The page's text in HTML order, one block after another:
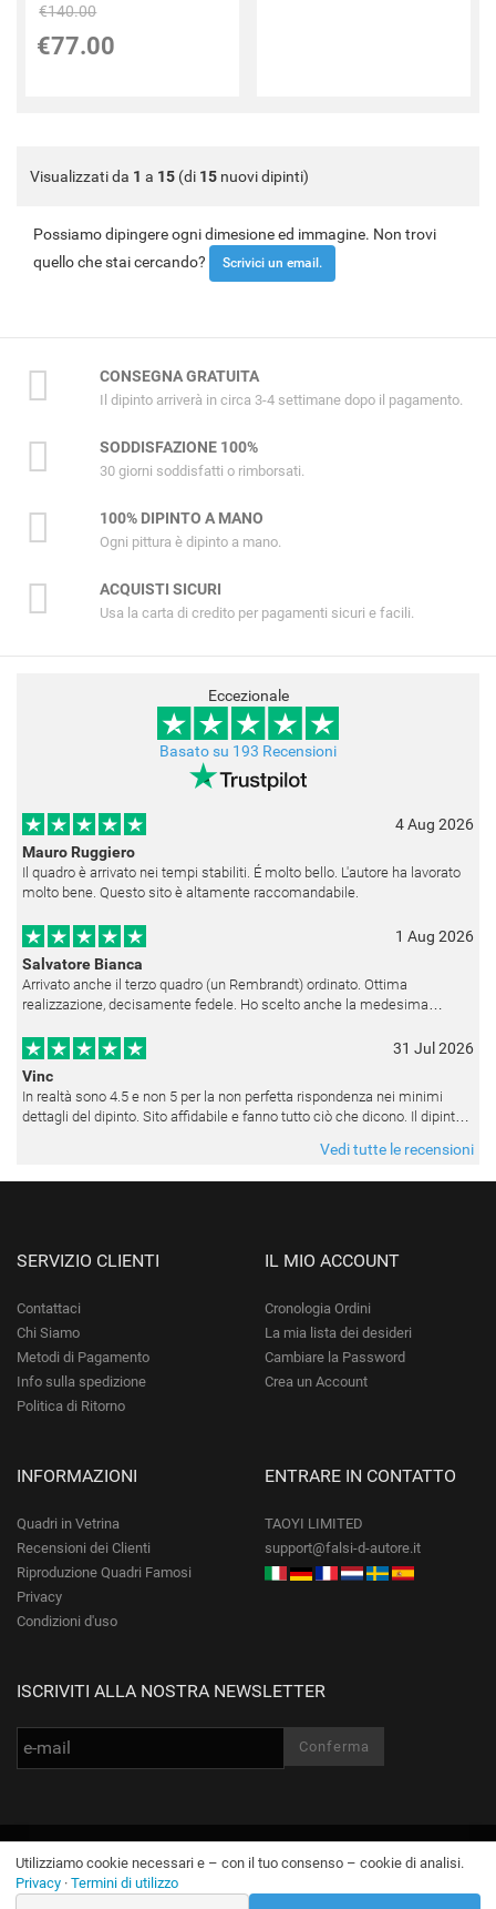
€140.00
€77.00
Visualizzati da 1 a 15 (di 15 nuovi dipinti)
Possiamo dipingere ogni dimesione ed immagine. Non trovi
quello che stai cercando?
Scrivici un email.
CONSEGNA GRATUITA
Il dipinto arriverà in circa 3-4 settimane dopo il pagamento.
SODDISFAZIONE 100%
30 giorni soddisfatti o rimborsati.
100% DIPINTO A MANO
Ogni pittura è dipinto a mano.
ACQUISTI SICURI
Usa la carta di credito per pagamenti sicuri e facili.
Eccezionale
Basato su 193 Recensioni
4 Aug 2026
Mauro Ruggiero
Il quadro è arrivato nei tempi stabiliti. É molto bello. L'autore ha lavorato
molto bene. Questo sito è altamente raccomandabile.
1 Aug 2026
Salvatore Bianca
Arrivato anche il terzo quadro (un Rembrandt) ordinato. Ottima
realizzazione, decisamente fedele. Ho scelto anche la medesima
appesi
31 Jul 2026
Vinc
In realtà sono 4.5 e non 5 per la non perfetta rispondenza nei minimi
dettagli del dipinto. Sito affidabile e fanno tutto ciò che dicono. Il dipinto,
Vedi tutte le recensioni
SERVIZIO CLIENTI
Contattaci
Chi Siamo
Metodi di Pagamento
Info sulla spedizione
Politica di Ritorno
IL MIO ACCOUNT
Cronologia Ordini
La mia lista dei desideri
Cambiare la Password
Crea un Account
INFORMAZIONI
Quadri in Vetrina
Recensioni dei Clienti
Riproduzione Quadri Famosi
Privacy
Condizioni d'uso
ENTRARE IN CONTATTO
TAOYI LIMITED
support@falsi-d-autore.it
ISCRIVITI ALLA NOSTRA NEWSLETTER
© Falsi-d-Autore.it Tutti i diritti riservati.
Utilizziamo cookie necessari e – con il tuo consenso – cookie di analisi.
Privacy · Termini di utilizzo